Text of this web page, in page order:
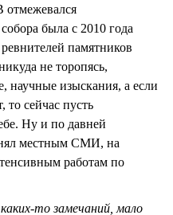
была с 2010 года
памятников
не торопясь,
научные изыскания, а если
то сейчас пусть
Ну и по давней
местным СМИ, на
работам по
то замечаний, мало